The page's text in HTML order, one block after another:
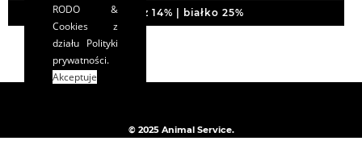
tłuszcz 14% | białko 25%
© 2025 Animal Service.
RODO &
Cookies z
działu Polityki
prywatności.
Akceptuje